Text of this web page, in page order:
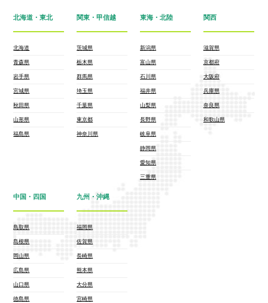
北海道・東北
北海道
青森県
岩手県
宮城県
秋田県
山形県
福島県
関東・甲信越
茨城県
栃木県
群馬県
埼玉県
千葉県
東京都
神奈川県
東海・北陸
新潟県
富山県
石川県
福井県
山梨県
長野県
岐阜県
静岡県
愛知県
三重県
関西
滋賀県
京都府
大阪府
兵庫県
奈良県
和歌山県
中国・四国
鳥取県
島根県
岡山県
広島県
山口県
徳島県
九州・沖縄
福岡県
佐賀県
長崎県
熊本県
大分県
宮崎県